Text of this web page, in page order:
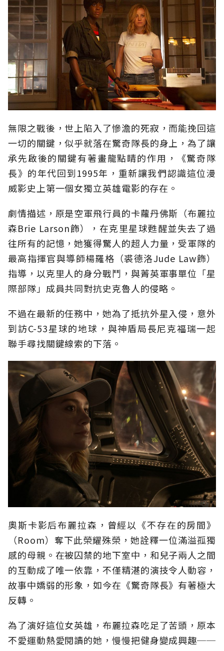
無限之戰後，世上陷入了慘澹的死寂，而能挽回這
一切的關鍵，似乎就落在驚奇隊長的身上，為了讓
承先啟後的關鍵有著畫龍點睛的作用，《驚奇隊
長》的年代回到1995年，重新讓我們認識這位漫
威影史上第一個女獨立英雄電影的存在。
劇情描述，原是空軍飛行員的卡蘿丹佛斯（布麗拉
森Brie Larson飾），在克里星球甦醒並失去了過
往所有的記憶，她獲得驚人的超人力量，受軍隊的
最高指揮官與導師楊羅格（裘德洛Jude Law飾）
指導，以克里人的身分戰鬥，與菁英軍事單位「星
際部隊」成員共同對抗史克魯人的侵略。
不過在最新的任務中，她為了抵抗外星入侵，意外
到訪C-53星球的地球，與神盾局長尼克福瑞一起
聯手尋找關鍵線索的下落。
奧斯卡影后布麗拉森，曾經以《不存在的房間》
（Room）奪下此榮耀殊榮，她詮釋一位滿溢孤獨
感的母親。在被囚禁的地下室中，和兒子兩人之間
的互動成了唯一依靠，不僅精湛的演技令人動容，
故事中嬌弱的形象，如今在《驚奇隊長》有著極大
反轉。
為了演好這位女英雄，布麗拉森吃足了苦頭，原本
不愛運動熱愛閱讀的她，慢慢把健身變成興趣──